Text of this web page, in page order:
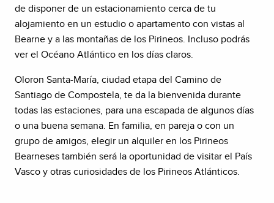
de disponer de un estacionamiento cerca de tu
alojamiento en un estudio o apartamento con vistas al
Bearne y a las montañas de los Pirineos. Incluso podrás
ver el Océano Atlántico en los días claros.
Oloron Santa-María, ciudad etapa del Camino de
Santiago de Compostela, te da la bienvenida durante
todas las estaciones, para una escapada de algunos días
o una buena semana. En familia, en pareja o con un
grupo de amigos, elegir un alquiler en los Pirineos
Bearneses también será la oportunidad de visitar el País
Vasco y otras curiosidades de los Pirineos Atlánticos.